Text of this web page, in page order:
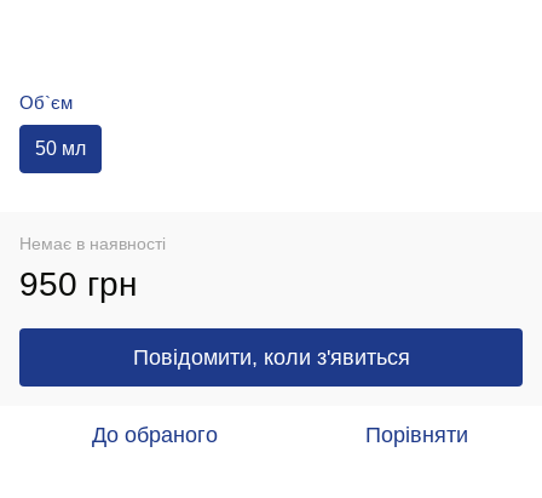
Об`єм
50 мл
Немає в наявності
950 грн
Повідомити, коли з'явиться
До обраного Порівняти